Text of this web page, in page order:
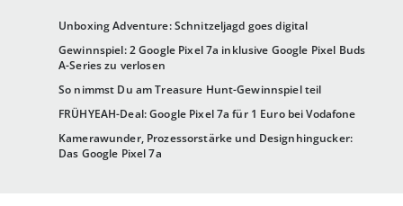
Unboxing Adventure: Schnitzeljagd goes digital
Gewinnspiel: 2 Google Pixel 7a inklusive Google Pixel Buds
A-Series zu verlosen
So nimmst Du am Treasure Hunt-Gewinnspiel teil
FRÜHYEAH-Deal: Google Pixel 7a für 1 Euro bei Vodafone
Kamerawunder, Prozessorstärke und Designhingucker:
Das Google Pixel 7a